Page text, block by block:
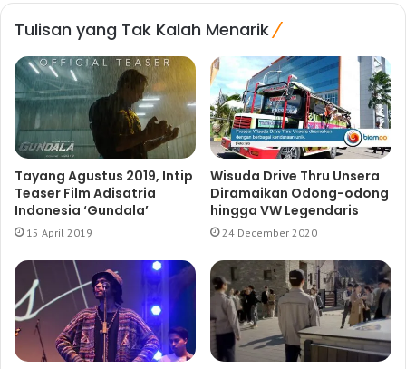
Tulisan yang Tak Kalah Menarik
Tayang Agustus 2019, Intip
Teaser Film Adisatria
Indonesia ‘Gundala’
15 April 2019
Wisuda Drive Thru Unsera
Diramaikan Odong-odong
hingga VW Legendaris
24 December 2020